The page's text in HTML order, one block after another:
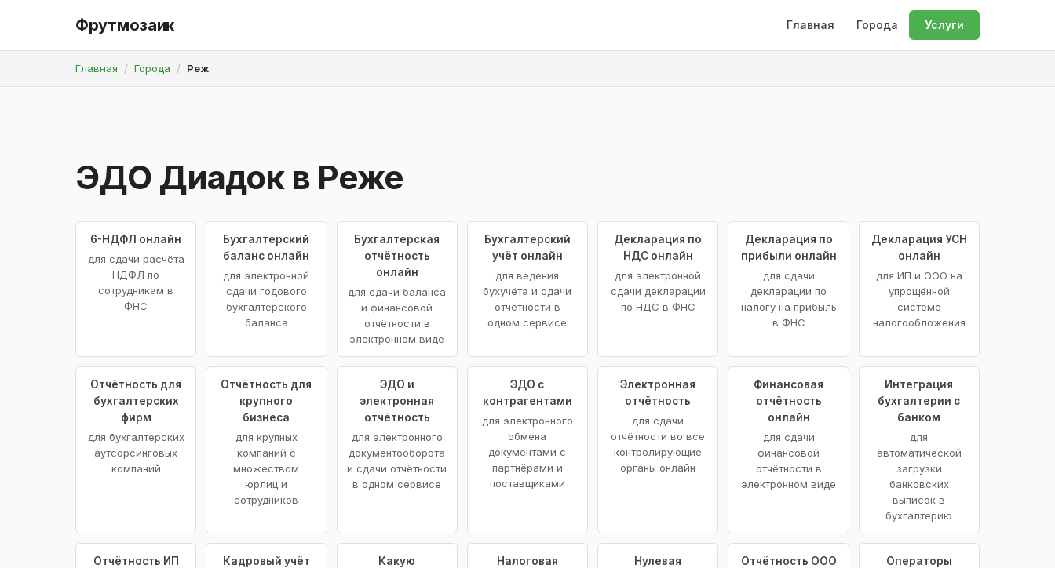
Фрутмозаик Главная Города Услуги
Главная Города Реж
ЭДО Диадок в Реже
6-НДФЛ онлайн
для сдачи расчёта
НДФЛ по
сотрудникам в
ФНС
Бухгалтерский
баланс онлайн
для электронной
сдачи годового
бухгалтерского
баланса
Бухгалтерская
отчётность
онлайн
для сдачи баланса
и финансовой
отчётности в
электронном виде
Бухгалтерский
учёт онлайн
для ведения
бухучёта и сдачи
отчётности в
одном сервисе
Декларация по
НДС онлайн
для электронной
сдачи декларации
по НДС в ФНС
Декларация по
прибыли онлайн
для сдачи
декларации по
налогу на прибыль
в ФНС
Декларация УСН
онлайн
для ИП и ООО на
упрощённой
системе
налогообложения
Отчётность для
бухгалтерских
фирм
для бухгалтерских
аутсорсинговых
компаний
Отчётность для
крупного
бизнеса
для крупных
компаний с
множеством
юрлиц и
сотрудников
ЭДО и
электронная
отчётность
для электронного
документооборота
и сдачи отчётности
в одном сервисе
ЭДО с
контрагентами
для электронного
обмена
документами с
партнёрами и
поставщиками
Электронная
отчётность
для сдачи
отчётности во все
контролирующие
органы онлайн
Финансовая
отчётность
онлайн
для сдачи
финансовой
отчётности в
электронном виде
Интеграция
бухгалтерии с
банком
для
автоматической
загрузки
банковских
выписок в
бухгалтерию
Отчётность ИП
Кадровый учёт
Какую
Налоговая
Нулевая
Отчётность ООО
Операторы